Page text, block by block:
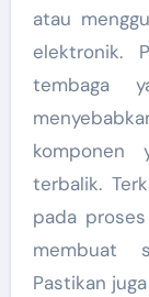
atau
elektronik.
tembaga
komponen
terbalik.
pada
membuat
Pastikan